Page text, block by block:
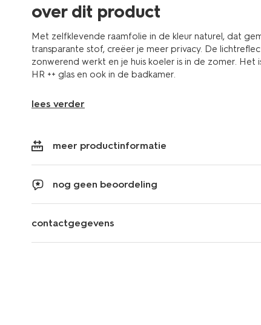
over dit product
Met zelfklevende raamfolie in de kleur naturel, dat
transparante stof, creëer je meer privacy. De
zonwerend werkt en je huis koeler is in de zomer.
HR ++ glas en ook in de badkamer.
lees verder
meer productinformatie
nog geen beoordeling
contactgegevens